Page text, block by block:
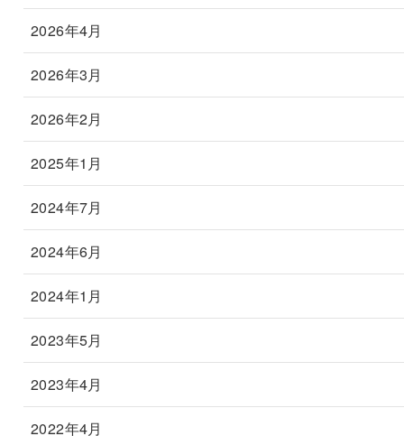
2026年4月
2026年3月
2026年2月
2025年1月
2024年7月
2024年6月
2024年1月
2023年5月
2023年4月
2022年4月